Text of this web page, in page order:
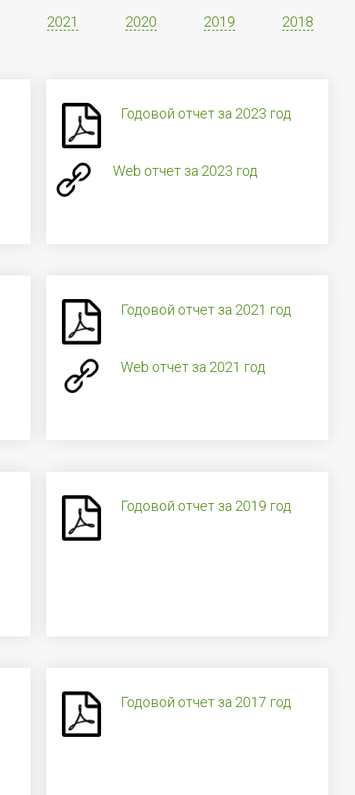
2021 2020 2019 2018
Годовой отчет за 2023 год
Web отчет за 2023 год
Годовой отчет за 2021 год
Web отчет за 2021 год
Годовой отчет за 2019 год
Годовой отчет за 2017 год